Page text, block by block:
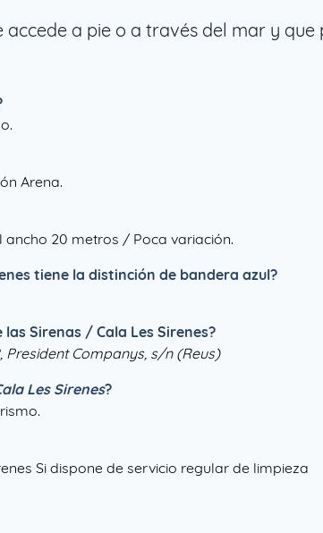
a pie o a través del mar y que
Arena.
20 metros / Poca variación.
tiene la distinción de bandera azul?
Sirenas / Cala Les Sirenes?
President Companys, s/n (Reus)
Les Sirenes?
Si dispone de servicio regular de limpieza